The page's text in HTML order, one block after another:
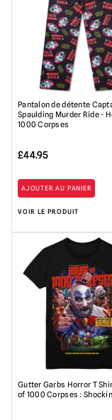
Pantalon de détente
Spaulding Murder Ride -
1000 Corpses
£44.95
AJOUTER AU PANIER
VOIR LE PRODUIT
Gutter Garbs Horror T
of 1000 Corpses :